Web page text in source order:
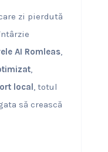
zi pierdută
AI Romleas,
,
local, totul
să crească